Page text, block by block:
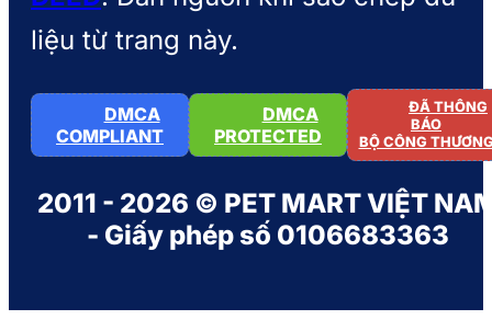
liệu từ trang này.
DMCA
COMPLIANT
DMCA
PROTECTED
ĐÃ THÔNG
BÁO
BỘ CÔNG
2011 - 2026 © PET MART VIỆT
- Giấy phép số 0106683363